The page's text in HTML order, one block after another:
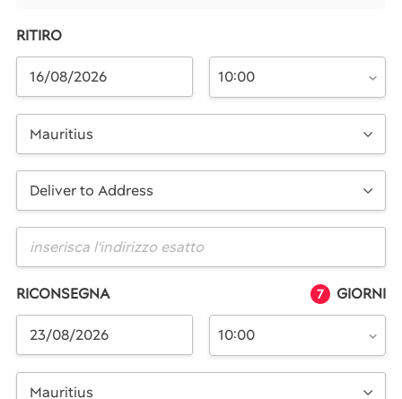
RITIRO
10:00
Mauritius
Deliver to Address
RICONSEGNA 7 GIORNI
10:00
Mauritius